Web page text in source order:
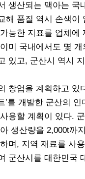
생산되는 맥아는 국
해 품질 역시 손색이
능한 지표를 업체에
미 국내에서도 몇 개
있고, 군산시 역시
창업을 계획하고 있
’를 개발한 군산의 인
용할 계획이 있다.
생산량을 2,000t까
며, 지역 재료를 사
군산시를 대한민국